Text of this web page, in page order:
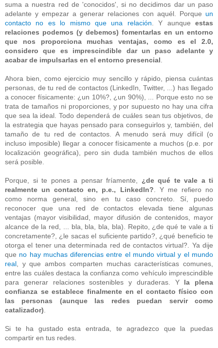
suma a nuestra red de 'conocidos', si no decidimos dar un paso
adelante y empezar a generar relaciones con aquél. Porque un
contacto no es lo mismo que una relación . Y aunqueestas
relaciones podemos (y debemos) fomentarlas en un entorno
que nos proporciona muchas ventajas, como es el 2.0,
considero que es imprescindible dar un paso adelante y
acabar de impulsarlas en el entorno presencial
Ahora bien, como ejercicio muy sencillo y rápido, piensa cuántas
personas, de tu red de contactos (LinkedIn, Twitter, ...) has llegado
a conocer físicamente: ¿un 10%?, ¿un 90%), ... Porque esto no se
trata de tamaños ni proporciones, y por supuesto no hay una cifra
que sea la ideal. Todo dependerá de cuáles sean tus objetivos, de
la estrategia que hayas pensado para conseguirlos y, también, del
tamaño de tu red de contactos. A menudo será muy difícil (o
incluso imposible) llegar a conocer físicamente a muchos (p.e. por
localización geográfica), pero sin duda también muchos de ellos
será posible.
Porque, si te pones a pensar fríamente, ¿de qué te vale a ti
realmente un contacto en, p.e., LinkedIn? . Y me refiero no
como norma general, sino en tu caso concreto. Sí, puedo
reconocer que una red de contactos elevada tiene algunas
ventajas (mayor visibilidad, mayor difusión de contenidos, mayor
alcance de la red, ... bla, bla, bla, bla). Repito, ¿de qué te vale a ti
concretamente?, ¿le sacas el suficiente partido?, ¿qué beneficio te
otorga el tener una determinada red de contactos virtual?. Ya dije
que no hay muchas diferencias entre el mundo virtual y el mundo
real , y que ambos comparten muchas características comunes,
entre las cuáles destaca la confianza como vehículo imprescindible
para generar relaciones sostenibles y duraderas. Y la plena
confianza se establece finalmente en el contacto físico con
las personas (aunque las redes puedan servir como
catalizador)
Si te ha gustado esta entrada, te agradezco que la puedas
compartir en tus redes.